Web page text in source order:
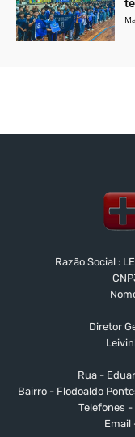
Razão Social :
Diretor
Rua -
Bairro - Flodoaldo
Telefones
Email